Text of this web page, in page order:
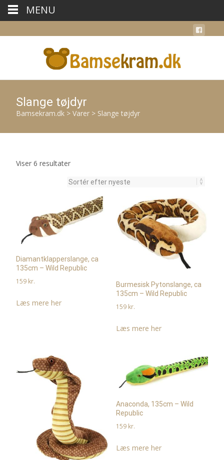
Slange tøjdyr
Bamsekram.dk > Varer > Slange tøjdyr
Viser 6 resultaterSorteret
seneste
Diamantklapperslange, ca
135cm – Wild Republic
159 kr.
Læs mere her
Burmesisk Pytonslange, ca
135cm – Wild Republic
159 kr.
Læs mere her
Anaconda, 135cm – Wild
Republic
159 kr.
Læs mere her
MENU